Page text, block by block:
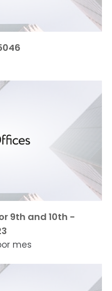
9th and 10th -
mes